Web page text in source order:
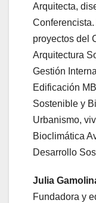
Arquitecta,
proyectos del
Arquitectura
Gestión
Edificación
Sostenible y
Urbanismo,
Bioclimática
Desarrollo
Julia
Fundadora y